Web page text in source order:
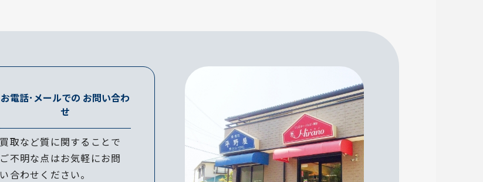
お電話･メールでの お問い合わ
せ
買取など質に関することで
ご不明な点はお気軽にお問
い合わせください。